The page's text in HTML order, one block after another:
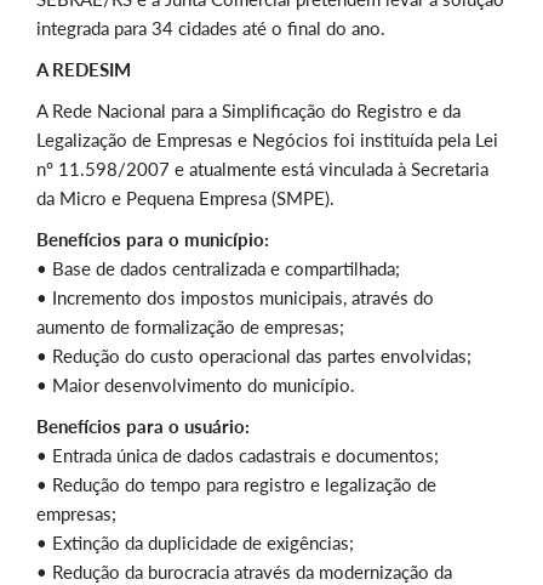
integrada para 34 cidades até o final do ano.
A REDESIM
A Rede Nacional para a Simplificação do Registro e da
Legalização de Empresas e Negócios foi instituída pela Lei
nº 11.598/2007 e atualmente está vinculada à Secretaria
da Micro e Pequena Empresa (SMPE).
Benefícios para o município:
• Base de dados centralizada e compartilhada;
• Incremento dos impostos municipais, através do
aumento de formalização de empresas;
• Redução do custo operacional das partes envolvidas;
• Maior desenvolvimento do município.
Benefícios para o usuário:
• Entrada única de dados cadastrais e documentos;
• Redução do tempo para registro e legalização de
empresas;
• Extinção da duplicidade de exigências;
• Redução da burocracia através da modernização da